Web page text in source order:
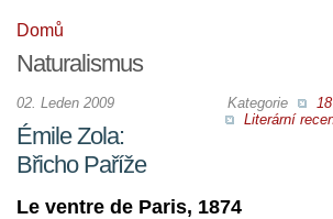
Domů
Naturalismus
Kategorie
Literární
02. Leden 2009
Émile Zola:
Břicho Paříže
Le ventre de Paris, 1874